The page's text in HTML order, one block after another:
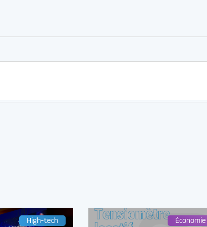
High-tech Économie